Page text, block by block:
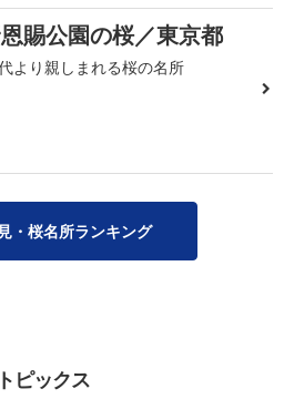
賜公園の桜／東京都
より親しまれる桜の名所
・桜名所ランキング
ピックス